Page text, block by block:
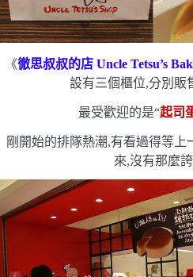
《徹思叔叔的店 Uncle Tetsu’s
設有三個櫃位,分別販
最受歡迎的是“起司
剛開始的排隊熱潮,有看過得等上
來,沒有那麼